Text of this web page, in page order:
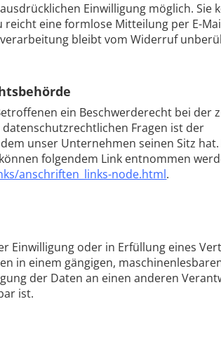
Einwilligung möglich. Sie
eine formlose Mitteilung per E-
bleibt vom Widerruf
ein Beschwerderecht bei der
Fragen ist der
unser Unternehmen seinen Sitz hat.
folgendem Link entnommen
anschriften_links-node.html.
Einwilligung oder in Erfüllung eines
in einem gängigen,
der Daten an einen anderen
ist.